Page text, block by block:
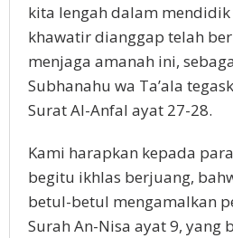
kita lengah dalam
khawatir dianggap telah
menjaga amanah ini,
Subhanahu wa Ta’ala
Surat Al-Anfal ayat 27-28.
Kami harapkan kepada
begitu ikhlas berjuang,
betul-betul mengamalkan
Surah An-Nisa ayat 9, yang